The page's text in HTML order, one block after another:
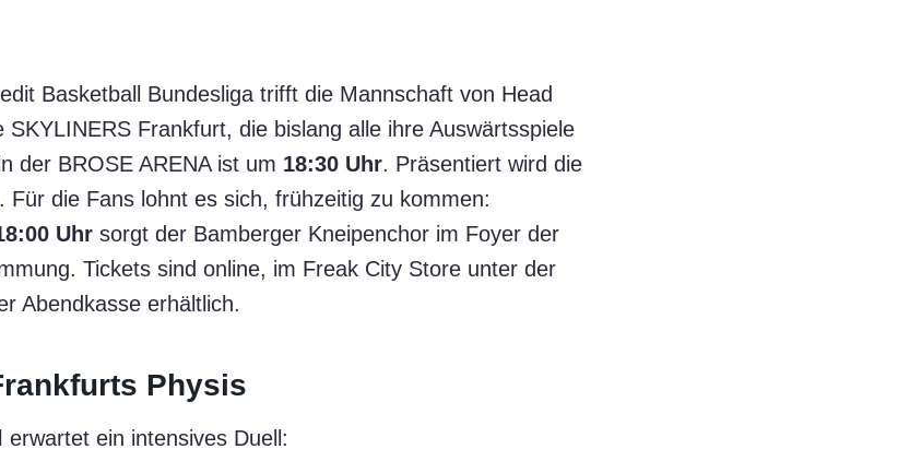
Basketball Bundesliga trifft die Mannschaft von Head
SKYLINERS Frankfurt, die bislang alle ihre Auswärtsspiele
der BROSE ARENA ist um 18:30 Uhr. Präsentiert wird die
Für die Fans lohnt es sich, frühzeitig zu kommen:
Uhr sorgt der Bamberger Kneipenchor im Foyer der
Tickets sind online, im Freak City Store unter der
Abendkasse erhältlich.
Physis
erwartet ein intensives Duell: